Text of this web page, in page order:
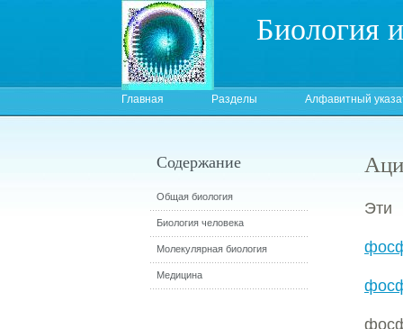
Биология
Главная Разделы Алфавитный
Содержание
Общая биология
Биология человека
Молекулярная биология
Медицина